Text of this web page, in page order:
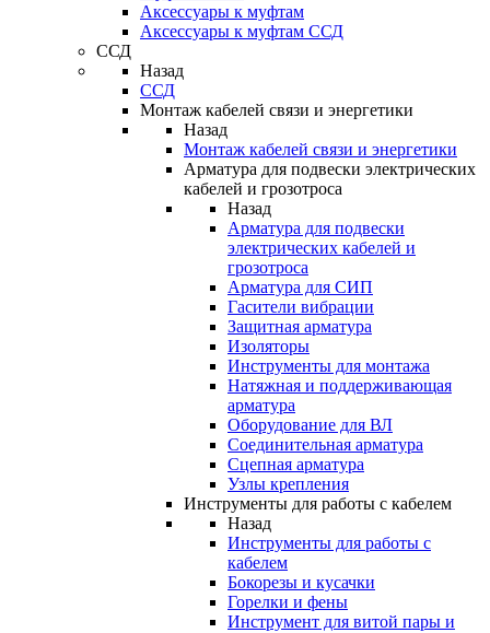
Аксессуары к муфтам
Аксессуары к муфтам ССД
ССД
Назад
ССД
Монтаж кабелей связи и энергетики
Назад
Монтаж кабелей связи и энергетики
Арматура для подвески электрических
кабелей и грозотроса
Назад
Арматура для подвески
электрических кабелей и
грозотроса
Арматура для СИП
Гасители вибрации
Защитная арматура
Изоляторы
Инструменты для монтажа
Натяжная и поддерживающая
арматура
Оборудование для ВЛ
Соединительная арматура
Сцепная арматура
Узлы крепления
Инструменты для работы с кабелем
Назад
Инструменты для работы с
кабелем
Бокорезы и кусачки
Горелки и фены
Инструмент для витой пары и